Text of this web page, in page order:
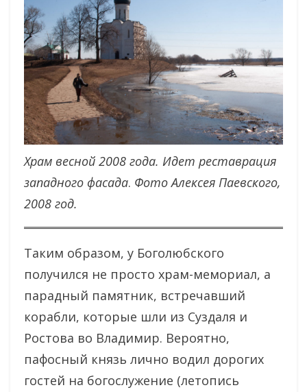
Храм весной 2008 года. Идет реставрация
западного фасада. Фото Алексея Паевского,
2008 год.
Таким образом, у Боголюбского
получился не просто храм-мемориал, а
парадный памятник, встречавший
корабли, которые шли из Суздаля и
Ростова во Владимир. Вероятно,
пафосный князь лично водил дорогих
гостей на богослужение (летопись